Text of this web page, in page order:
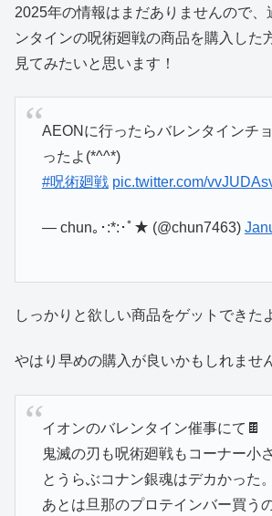
2025年の情報はまだありませんので、
ンタインの呪術廻戦の商品を購入した
見てみたいと思います！
AEONに行ったらバレンタインチ
ったよ(*^^*)
#呪術廻戦 pic.twitter.com/
— chun｡･:*:･ﾟ★ (@chun7463)
しっかりと欲しい商品をゲットできた
やはり早めの購入が良いかもしれませ
イオンのバレンタイン催事にて🍫
鬼滅の刃も呪術廻戦もコーナー小
とうらぶコナン銀魂はデカかった。
あとは旦那のプロテインバー買う